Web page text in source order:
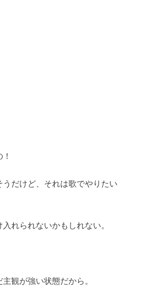
うだけど、それは歌でやりたい
れられないかもしれない。
観が強い状態だから。